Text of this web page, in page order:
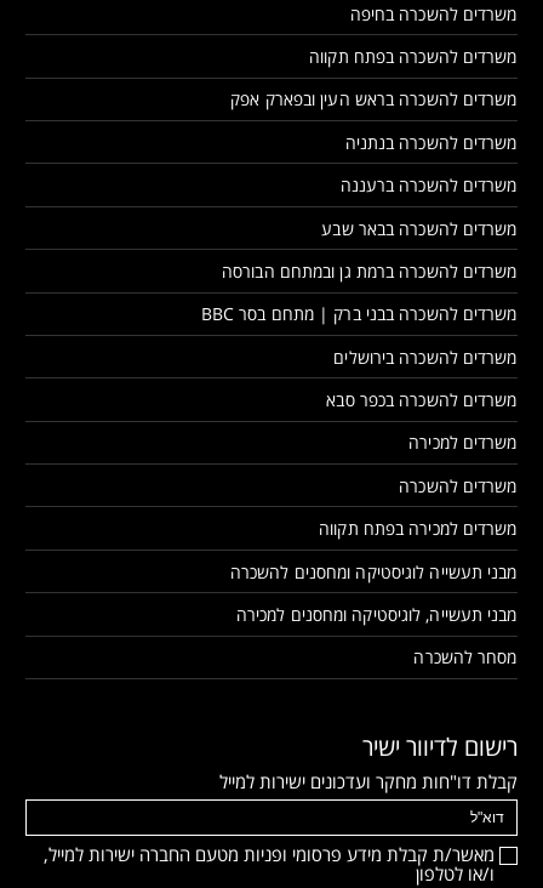
משרדים להשכרה בחיפה
משרדים להשכרה בפתח תקווה
משרדים להשכרה בראש העין ובפארק אפק
משרדים להשכרה בנתניה
משרדים להשכרה ברעננה
משרדים להשכרה בבאר שבע
משרדים להשכרה ברמת גן ובמתחם הבורסה
משרדים להשכרה בבני ברק | מתחם בסר BBC
משרדים להשכרה בירושלים
משרדים להשכרה בכפר סבא
משרדים למכירה
משרדים להשכרה
משרדים למכירה בפתח תקווה
מבני תעשייה לוגיסטיקה ומחסנים להשכרה
מבני תעשייה, לוגיסטיקה ומחסנים למכירה
מסחר להשכרה
רישום לדיוור ישיר
קבלת דו"חות מחקר ועדכונים ישירות למייל
מאשר/ת קבלת מידע פרסומי ופניות מטעם החברה ישירות למייל,
ו/או לטלפון